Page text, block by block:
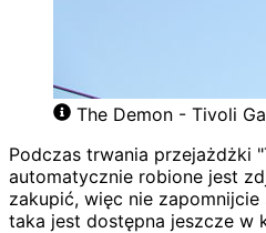
The Demon - Tivoli
Podczas trwania przejażdżki
automatycznie robione jest
zakupić, więc nie zapomnijcie
taka jest dostępna jeszcze w